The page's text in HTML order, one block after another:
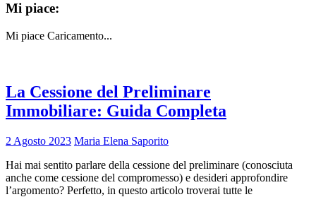
Mi piace:
Mi piace Caricamento...
La Cessione del Preliminare
Immobiliare: Guida Completa
2 Agosto 2023 Maria Elena Saporito
Hai mai sentito parlare della cessione del preliminare (conosciuta
anche come cessione del compromesso) e desideri approfondire
l’argomento? Perfetto, in questo articolo troverai tutte le